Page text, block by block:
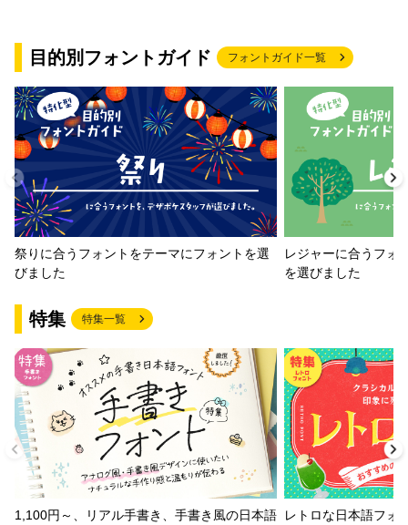
目的別フォントガイド フォントガイド一覧
祭りに合うフォントをテーマにフォントを選
びました
レジャーに合うフォ
を選びました
特集 特集一覧
1,100円～、リアル手書き、手書き風の日本語
レトロな日本語フォ